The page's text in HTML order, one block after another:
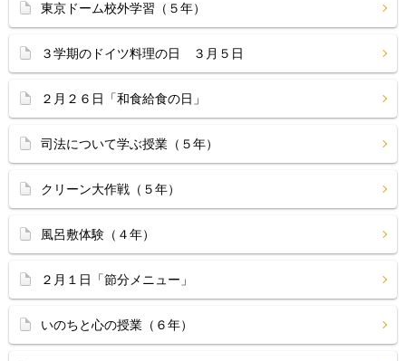
東京ドーム校外学習（５年）
３学期のドイツ料理の日 ３月５日
２月２６日「和食給食の日」
司法について学ぶ授業（５年）
クリーン大作戦（５年）
風呂敷体験（４年）
２月１日「節分メニュー」
いのちと心の授業（６年）